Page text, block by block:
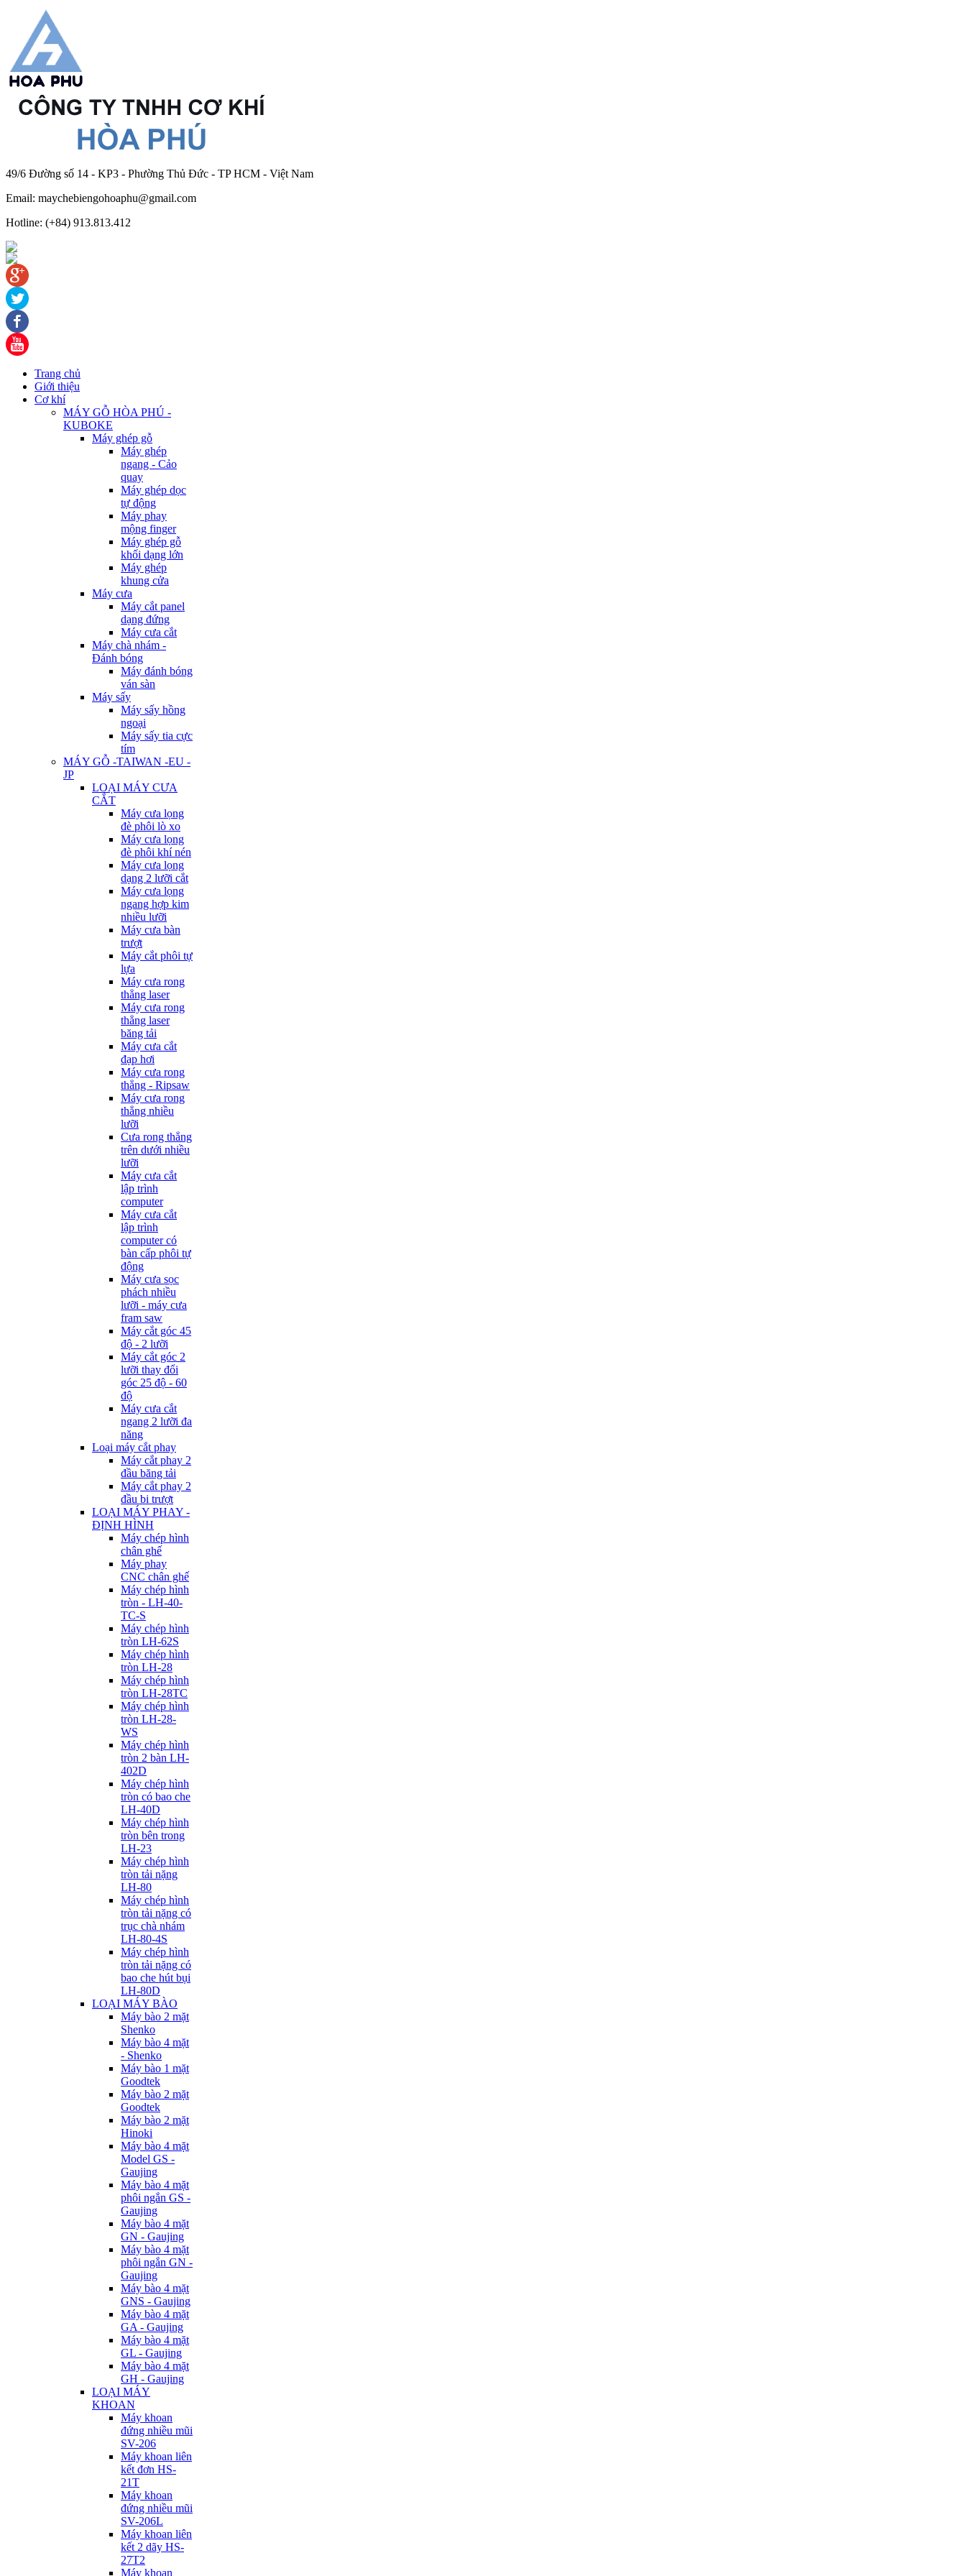
49/6 Đường số 14 - KP3 - Phường Thủ Đức - TP HCM - Việt Nam
Email: maychebiengohoaphu@gmail.com
Hotline: (+84) 913.813.412
Trang chủ
Giới thiệu
Cơ khí
MÁY GỖ HÒA PHÚ -
KUBOKE
Máy ghép gỗ
Máy ghép
ngang - Cảo
quay
Máy ghép dọc
tự động
Máy phay
mộng finger
Máy ghép gỗ
khối dạng lớn
Máy ghép
khung cửa
Máy cưa
Máy cắt panel
dạng đứng
Máy cưa cắt
Máy chà nhám -
Đánh bóng
Máy đánh bóng
ván sàn
Máy sấy
Máy sấy hồng
ngoại
Máy sấy tia cực
tím
MÁY GỖ -TAIWAN -EU -
JP
LOẠI MÁY CƯA
CẮT
Máy cưa lọng
đè phôi lò xo
Máy cưa lọng
đè phôi khí nén
Máy cưa lọng
dạng 2 lưỡi cắt
Máy cưa lọng
ngang hợp kim
nhiều lưỡi
Máy cưa bàn
trượt
Máy cắt phôi tự
lựa
Máy cưa rong
thẳng laser
Máy cưa rong
thẳng laser
băng tải
Máy cưa cắt
đạp hơi
Máy cưa rong
thẳng - Ripsaw
Máy cưa rong
thẳng nhiều
lưỡi
Cưa rong thẳng
trên dưới nhiều
lưỡi
Máy cưa cắt
lập trình
computer
Máy cưa cắt
lập trình
computer có
bàn cấp phôi tự
động
Máy cưa sọc
phách nhiều
lưỡi - máy cưa
fram saw
Máy cắt góc 45
độ - 2 lưỡi
Máy cắt góc 2
lưỡi thay đổi
góc 25 độ - 60
độ
Máy cưa cắt
ngang 2 lưỡi đa
năng
Loại máy cắt phay
Máy cắt phay 2
đầu băng tải
Máy cắt phay 2
đầu bi trượt
LOẠI MÁY PHAY -
ĐỊNH HÌNH
Máy chép hình
chân ghế
Máy phay
CNC chân ghế
Máy chép hình
tròn - LH-40-
TC-S
Máy chép hình
tròn LH-62S
Máy chép hình
tròn LH-28
Máy chép hình
tròn LH-28TC
Máy chép hình
tròn LH-28-
WS
Máy chép hình
tròn 2 bàn LH-
402D
Máy chép hình
tròn có bao che
LH-40D
Máy chép hình
tròn bên trong
LH-23
Máy chép hình
tròn tải nặng
LH-80
Máy chép hình
tròn tải nặng có
trục chà nhám
LH-80-4S
Máy chép hình
tròn tải nặng có
bao che hút bụi
LH-80D
LOẠI MÁY BÀO
Máy bào 2 mặt
Shenko
Máy bào 4 mặt
- Shenko
Máy bào 1 mặt
Goodtek
Máy bào 2 mặt
Goodtek
Máy bào 2 mặt
Hinoki
Máy bào 4 mặt
Model GS -
Gaujing
Máy bào 4 mặt
phôi ngắn GS -
Gaujing
Máy bào 4 mặt
GN - Gaujing
Máy bào 4 mặt
phôi ngắn GN -
Gaujing
Máy bào 4 mặt
GNS - Gaujing
Máy bào 4 mặt
GA - Gaujing
Máy bào 4 mặt
GL - Gaujing
Máy bào 4 mặt
GH - Gaujing
LOẠI MÁY
KHOAN
Máy khoan
đứng nhiều mũi
SV-206
Máy khoan liên
kết đơn HS-
21T
Máy khoan
đứng nhiều mũi
SV-206L
Máy khoan liên
kết 2 dãy HS-
27T2
Máy khoan